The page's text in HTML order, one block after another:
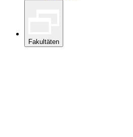
Fakultäten